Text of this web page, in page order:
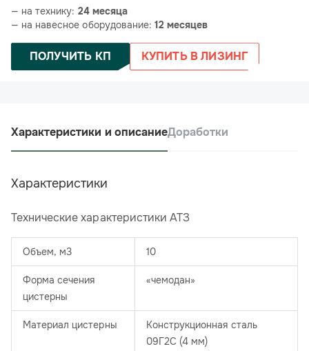
— на технику: 24 месяца
— на навесное оборудование: 12 месяцев
ПОЛУЧИТЬ КП КУПИТЬ В ЛИЗИНГ
Характеристики и описаниеДоработки
Характеристики
Технические характеристики АТЗ
Объем, м3 10
Форма сечения
цистерны
«чемодан»
Материал цистерны
Конструкционная сталь
09Г2С (4 мм)